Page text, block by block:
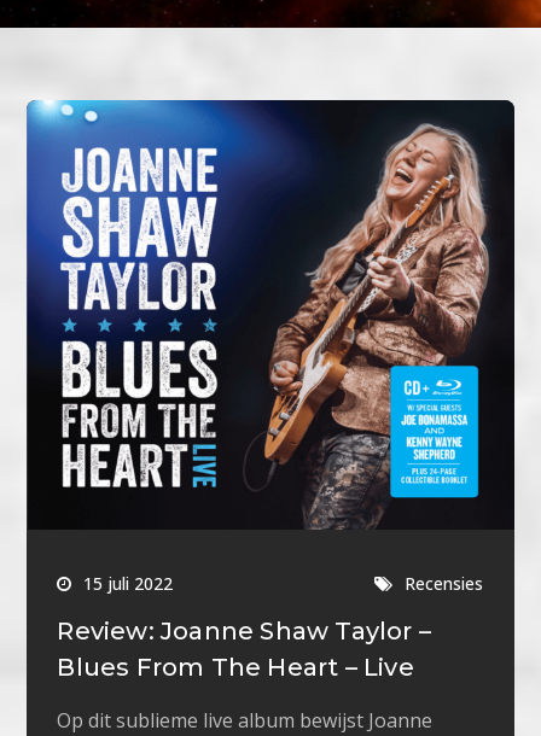
15 juli 2022 Recensies
Review: Joanne Shaw Taylor –
Blues From The Heart – Live
Op dit sublieme live album bewijst Joanne